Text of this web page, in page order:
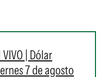
| Dólar
7 de agosto